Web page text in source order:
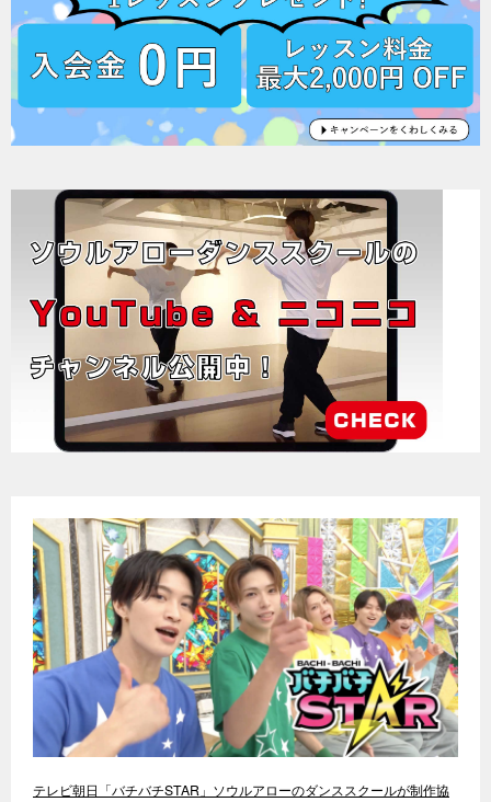
テレビ朝日「バチバチSTAR」ソウルアローのダンススクールが制作協